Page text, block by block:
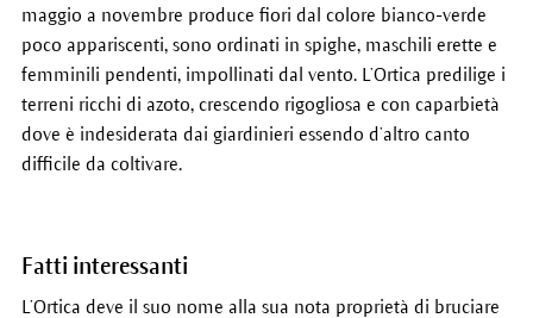
maggio a novembre produce fiori dal colore bianco-verde
poco appariscenti, sono ordinati in spighe, maschili erette e
femminili pendenti, impollinati dal vento. L’Ortica predilige i
terreni ricchi di azoto, crescendo rigogliosa e con caparbietà
dove è indesiderata dai giardinieri essendo d’altro canto
difficile da coltivare.
Fatti interessanti
L’Ortica deve il suo nome alla sua nota proprietà di bruciare